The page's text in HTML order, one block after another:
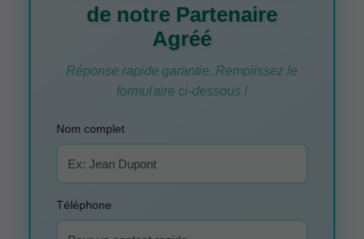
de notre Partenaire
Agréé
Réponse rapide garantie. Remplissez le
formulaire ci-dessous !
Nom complet
Téléphone